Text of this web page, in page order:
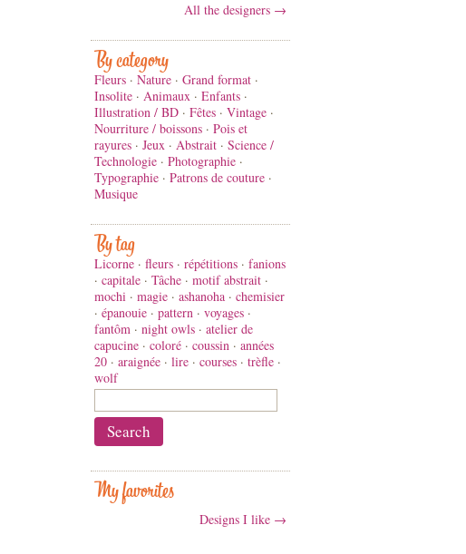
All the designers →
By category
Fleurs · Nature · Grand format ·
Insolite · Animaux · Enfants ·
Illustration / BD · Fêtes · Vintage ·
Nourriture / boissons · Pois et
rayures · Jeux · Abstrait · Science /
Technologie · Photographie ·
Typographie · Patrons de couture ·
Musique
By tag
Licorne · fleurs · répétitions · fanions
· capitale · Tâche · motif abstrait ·
mochi · magie · ashanoha · chemisier
· épanouie · pattern · voyages ·
fantôm · night owls · atelier de
capucine · coloré · coussin · années
20 · araignée · lire · courses · trèfle ·
wolf
My favorites
Designs I like →